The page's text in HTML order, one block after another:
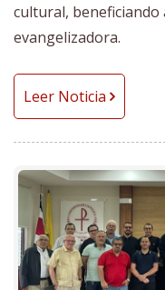
cultural,
evangelizadora.
Leer Noticia